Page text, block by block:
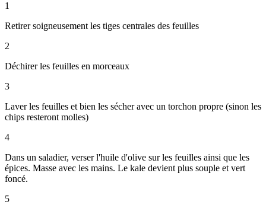
1
Retirer soigneusement les tiges centrales des feuilles
2
Déchirer les feuilles en morceaux
3
Laver les feuilles et bien les sécher avec un torchon propre (sinon les
chips resteront molles)
4
Dans un saladier, verser l'huile d'olive sur les feuilles ainsi que les
épices. Masse avec les mains. Le kale devient plus souple et vert
foncé.
5